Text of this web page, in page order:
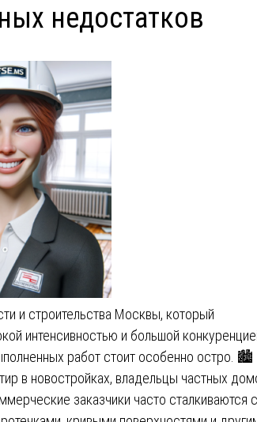
недостатков
и строительства Москвы, который
интенсивностью и большой
работ стоит особенно остро. 🏙️
в новостройках, владельцы частных
заказчики часто сталкиваются с